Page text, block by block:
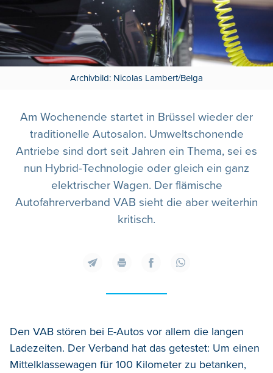
Archivbild: Nicolas Lambert/Belga
Am Wochenende startet in Brüssel wieder der
traditionelle Autosalon. Umweltschonende
Antriebe sind dort seit Jahren ein Thema, sei es
nun Hybrid-Technologie oder gleich ein ganz
elektrischer Wagen. Der flämische
Autofahrerverband VAB sieht die aber weiterhin
kritisch.
Den VAB stören bei E-Autos vor allem die langen
Ladezeiten. Der Verband hat das getestet: Um einen
Mittelklassewagen für 100 Kilometer zu betanken,